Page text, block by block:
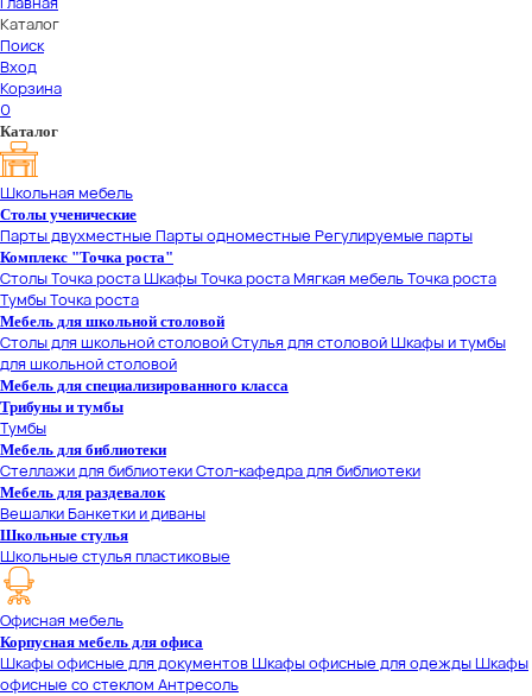
Каталог
Поиск
Вход
Корзина
0
Каталог
Школьная мебель
Столы ученические
Парты двухместные Парты одноместные Регулируемые парты
Комплекс "Точка роста"
Столы Точка ростаШкафы Точка ростаМягкая мебель Точка роста
Тумбы Точка роста
Мебель для школьной столовой
Столы для школьной столовойСтулья для столовойШкафы и тумбы
для школьной столовой
Мебель для специализированного класса
Трибуны и тумбы
Тумбы
Мебель для библиотеки
Стеллажи для библиотекиСтол-кафедра для библиотеки
Мебель для раздевалок
ВешалкиБанкетки и диваны
Школьные стулья
Школьные стулья пластиковые
Офисная мебель
Корпусная мебель для офиса
Шкафы офисные для документовШкафы офисные для одеждыШкафы
офисные со стеклом Антресоль